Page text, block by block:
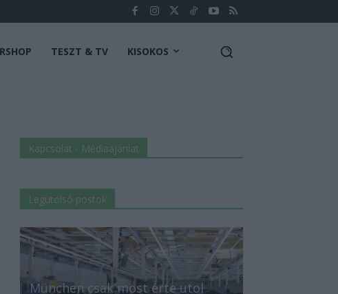
TESZT & TV KISOKOS
Kapcsolat - Médiaajánlat
Legutolsó postok
München csak most érte utol